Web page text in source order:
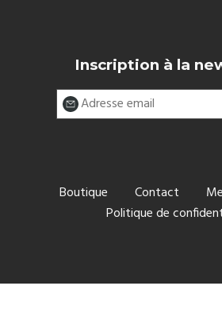
Inscription à la
Boutique Contact
Politique de